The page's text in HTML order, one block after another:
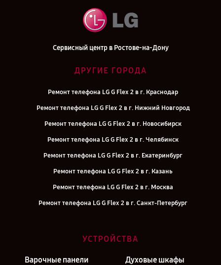
Сервисный центр в Ростове-на-Дону
ДРУГИЕ ГОРОДА
Ремонт телефона LG G Flex 2 в г. Краснодар
Ремонт телефона LG G Flex 2 в г. Нижний Новгород
Ремонт телефона LG G Flex 2 в г. Новосибирск
Ремонт телефона LG G Flex 2 в г. Челябинск
Ремонт телефона LG G Flex 2 в г. Екатеринбург
Ремонт телефона LG G Flex 2 в г. Казань
Ремонт телефона LG G Flex 2 в г. Москва
Ремонт телефона LG G Flex 2 в г. Санкт-Петербург
УСТРОЙСТВА
Варочные панели Духовые шкафы